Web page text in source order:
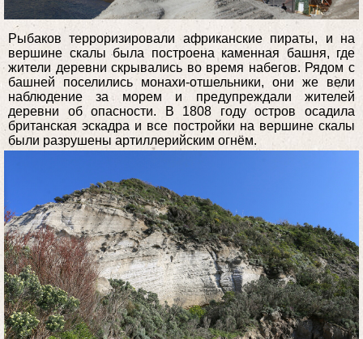
Рыбаков терроризировали африканские пираты, и на
вершине скалы была построена каменная башня, где
жители деревни скрывались во время набегов. Рядом с
башней поселились монахи-отшельники, они же вели
наблюдение за морем и предупреждали жителей
деревни об опасности. В 1808 году остров осадила
британская эскадра и все постройки на вершине скалы
были разрушены артиллерийским огнём.